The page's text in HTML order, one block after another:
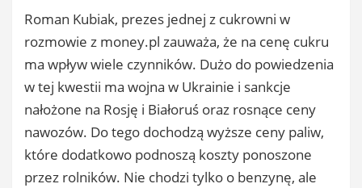
Roman Kubiak, prezes jednej z cukrowni w
rozmowie z money.pl zauważa, że na cenę cukru
ma wpływ wiele czynników. Dużo do powiedzenia
w tej kwestii ma wojna w Ukrainie i sankcje
nałożone na Rosję i Białoruś oraz rosnące ceny
nawozów. Do tego dochodzą wyższe ceny paliw,
które dodatkowo podnoszą koszty ponoszone
przez rolników. Nie chodzi tylko o benzynę, ale